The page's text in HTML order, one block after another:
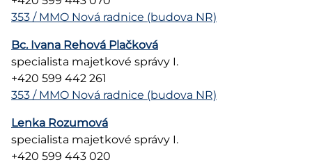
353 / MMO Nová radnice (budova NR)
Bc. Ivana Rehová Plačková
specialista majetkové správy I.
+420 599 442 261
353 / MMO Nová radnice (budova NR)
Lenka Rozumová
specialista majetkové správy I.
+420 599 443 020